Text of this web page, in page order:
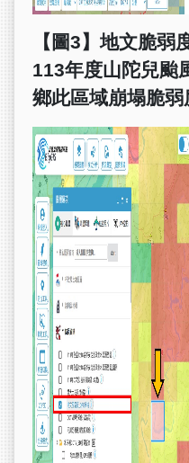
【圖3】地文脆弱
113年度山陀兒颱
鄉此區域崩塌脆